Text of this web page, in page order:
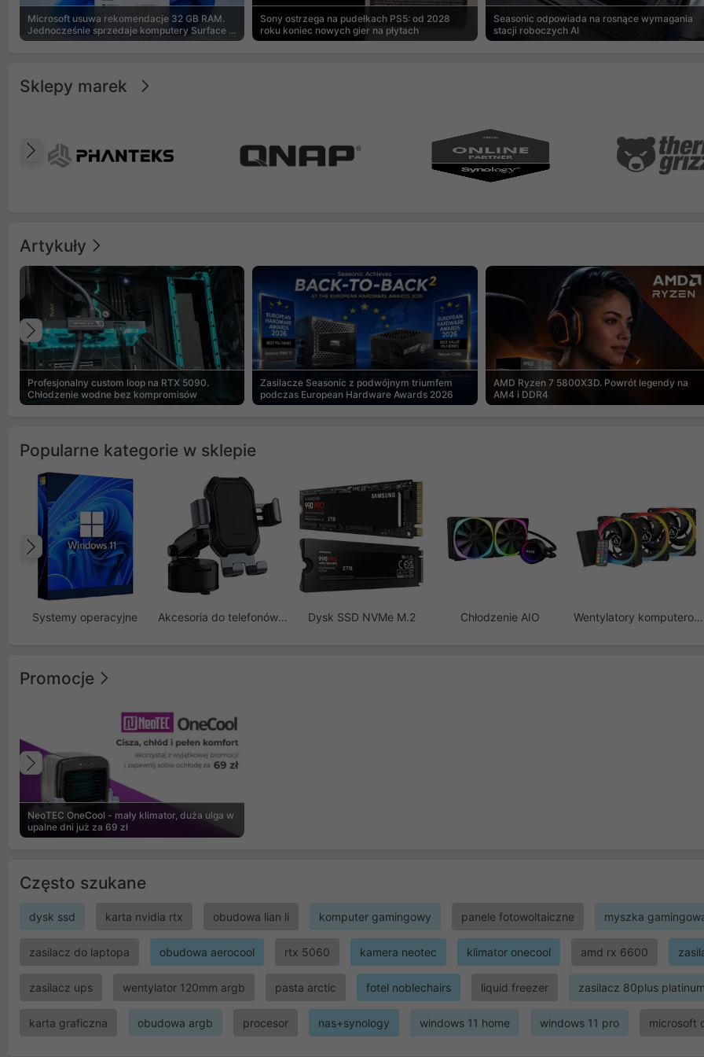
Microsoft usuwa rekomendacje 32 GB RAM.
Jednocześnie sprzedaje komputery Surface z
8 GB
Sony ostrzega na pudełkach PS5: od 2028
roku koniec nowych gier na płytach
Seasonic odpowiada na rosnące wymagania
stacji roboczych AI
Sklepy marek
Poprzedni
Artykuły
Profesjonalny custom loop na RTX 5090.
Chłodzenie wodne bez kompromisów
Zasilacze Seasonic z podwójnym triumfem
podczas European Hardware Awards 2026
AMD Ryzen 7 5800X3D. Powrót legendy na
AM4 i DDR4
Poprzedni
Popularne kategorie w sklepie
Systemy operacyjne Akcesoria do telefonów GSM Dysk SSD NVMe M.2 Chłodzenie AIO Wentylatory komputerowe
Poprzedni
Promocje
NeoTEC OneCool - mały klimator, duża ulga w
upalne dni już za 69 zł
Poprzedni
Często szukane
dysk ssd karta nvidia rtx obudowa lian li komputer gamingowy panele fotowoltaiczne myszka
zasilacz do laptopa obudowa aerocool rtx 5060 kamera neotec klimator onecool amd rx 6600
zasilacz ups wentylator 120mm argb pasta arctic fotel noblechairs liquid freezer zasilacz 80plus platinum
karta graficzna obudowa argb procesor nas+synology windows 11 home windows 11 pro microsoft